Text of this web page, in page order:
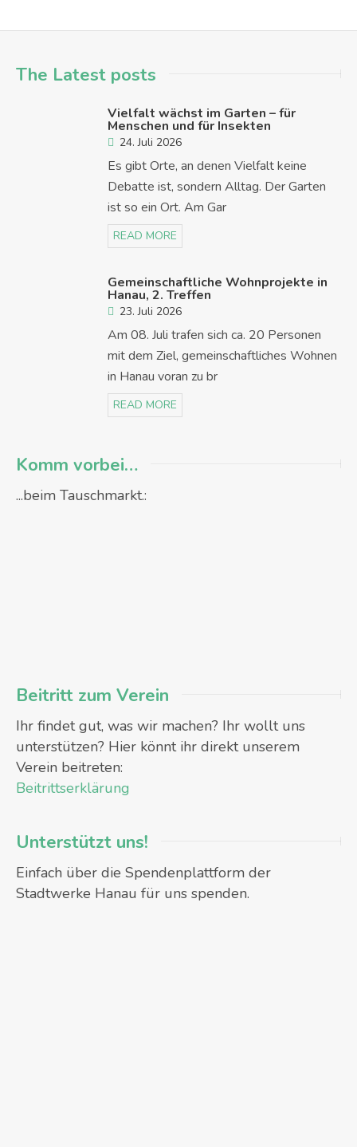
The Latest posts
Vielfalt wächst im Garten – für
Menschen und für Insekten
24. Juli 2026
Es gibt Orte, an denen Vielfalt keine
Debatte ist, sondern Alltag. Der Garten
ist so ein Ort. Am Gar
READ MORE
Gemeinschaftliche Wohnprojekte in
Hanau, 2. Treffen
23. Juli 2026
Am 08. Juli trafen sich ca. 20 Personen
mit dem Ziel, gemeinschaftliches Wohnen
in Hanau voran zu br
READ MORE
Komm vorbei…
...beim Tauschmarkt.:
Beitritt zum Verein
Ihr findet gut, was wir machen? Ihr wollt uns
unterstützen? Hier könnt ihr direkt unserem
Verein beitreten:
Beitrittserklärung
Unterstützt uns!
Einfach über die Spendenplattform der
Stadtwerke Hanau für uns spenden.